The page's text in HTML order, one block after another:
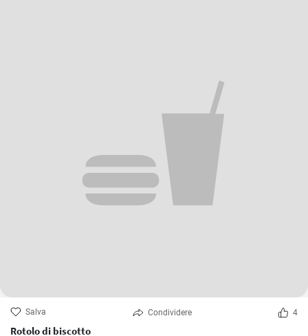
Salva Condividere 4
Rotolo di biscotto